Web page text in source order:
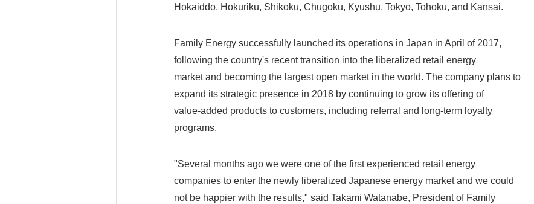
Hokaiddo, Hokuriku, Shikoku, Chugoku, Kyushu, Tokyo, Tohoku, and Kansai.
Family Energy successfully launched its operations in Japan in April of 2017,
following the country's recent transition into the liberalized retail energy
market and becoming the largest open market in the world. The company plans to
expand its strategic presence in 2018 by continuing to grow its offering of
value-added products to customers, including referral and long-term loyalty
programs.
"Several months ago we were one of the first experienced retail energy
companies to enter the newly liberalized Japanese energy market and we could
not be happier with the results," said Takami Watanabe, President of Family
English